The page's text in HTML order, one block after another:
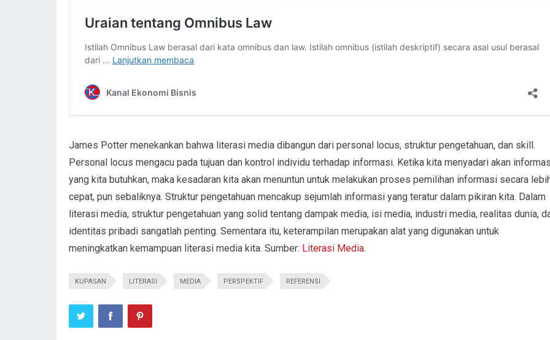
James Potter menekankan bahwa literasi media dibangun dari personal locus, struktur pengetahuan, dan skill.
Personal locus mengacu pada tujuan dan kontrol individu terhadap informasi. Ketika kita menyadari akan
yang kita butuhkan, maka kesadaran kita akan menuntun untuk melakukan proses pemilihan informasi secara
cepat, pun sebaliknya. Struktur pengetahuan mencakup sejumlah informasi yang teratur dalam pikiran kita. Dalam
literasi media, struktur pengetahuan yang solid tentang dampak media, isi media, industri media, realitas dunia,
identitas pribadi sangatlah penting. Sementara itu, keterampilan merupakan alat yang digunakan untuk
meningkatkan kemampuan literasi media kita. Sumber: Literasi Media.
KUPASAN LITERASI MEDIA PERSPEKTIF REFERENSI